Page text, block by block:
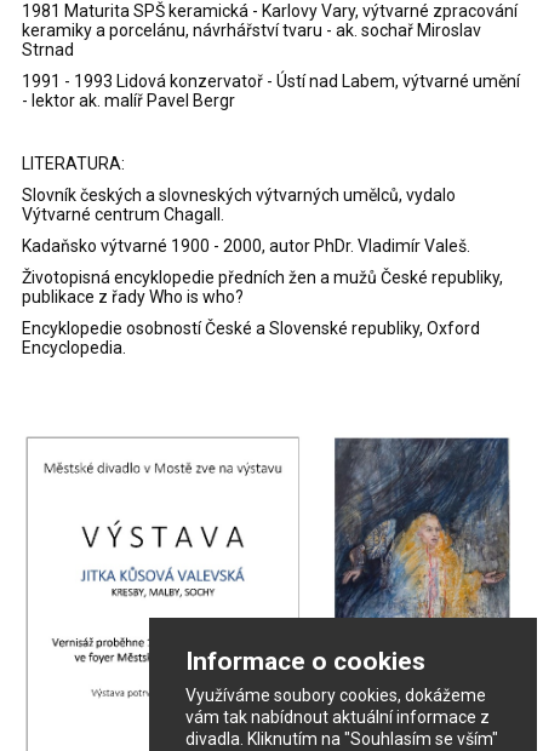
Informace o cookies
Využíváme soubory cookies, dokážeme
vám tak nabídnout aktuální informace z
divadla. Kliknutím na "Souhlasím se vším"
1981 Maturita SPŠ keramická - Karlovy Vary, výtvarné zpracování
keramiky a porcelánu, návrhářství tvaru - ak. sochař Miroslav
Strnad
1991 - 1993 Lidová konzervatoř - Ústí nad Labem, výtvarné umění
- lektor ak. malíř Pavel Bergr
LITERATURA:
Slovník českých a slovneských výtvarných umělců, vydalo
Výtvarné centrum Chagall.
Kadaňsko výtvarné 1900 - 2000, autor PhDr. Vladimír Valeš.
Životopisná encyklopedie předních žen a mužů České republiky,
publikace z řady Who is who?
Encyklopedie osobností České a Slovenské republiky, Oxford
Encyclopedia.